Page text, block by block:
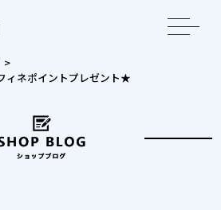
>
ィネポイントプレゼント★